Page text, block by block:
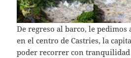
De regreso al barco, le pedimos
en el centro de Castries, la
poder recorrer con